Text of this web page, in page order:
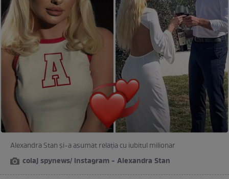
Alexandra Stan și-a asumat relația cu iubitul milionar
colaj spynews/ instagram - Alexandra Stan